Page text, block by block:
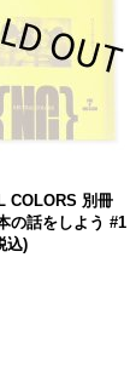
COLORS 別冊
の話をしよう #1
込)